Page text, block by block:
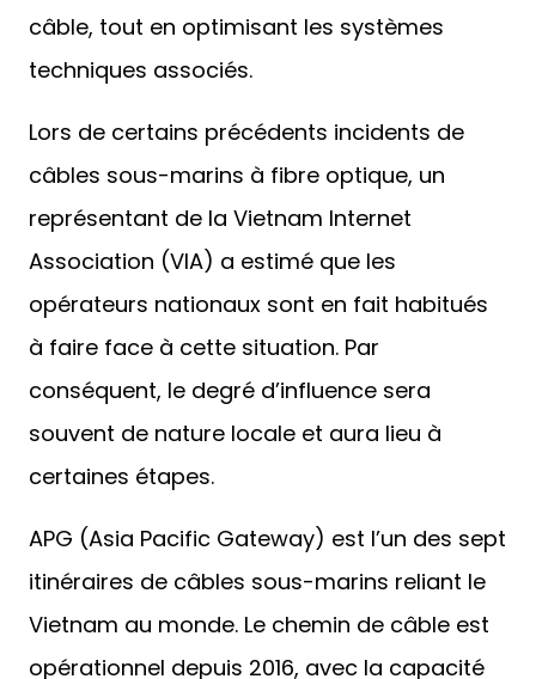
câble, tout en optimisant les systèmes
techniques associés.
Lors de certains précédents incidents de
câbles sous-marins à fibre optique, un
représentant de la Vietnam Internet
Association (VIA) a estimé que les
opérateurs nationaux sont en fait habitués
à faire face à cette situation. Par
conséquent, le degré d’influence sera
souvent de nature locale et aura lieu à
certaines étapes.
APG (Asia Pacific Gateway) est l’un des sept
itinéraires de câbles sous-marins reliant le
Vietnam au monde. Le chemin de câble est
opérationnel depuis 2016, avec la capacité